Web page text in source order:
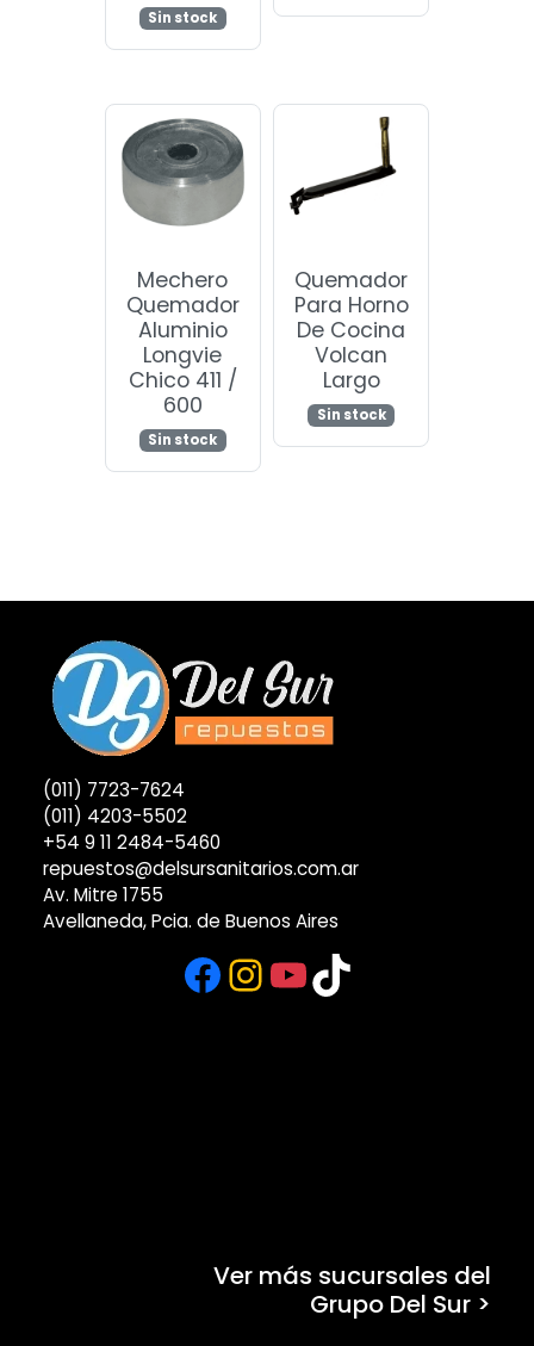
Sin stock
Mechero
Quemador
Aluminio
Longvie
Chico 411 /
600
Sin stock
Quemador
Para Horno
De Cocina
Volcan
Largo
Sin stock
(011) 7723-7624
(011) 4203-5502
+54 9 11 2484-5460
repuestos@delsursanitarios.com.ar
Av. Mitre 1755
Avellaneda, Pcia. de Buenos Aires
Facebook
Instagram
YouTube
TikTok
Ver más sucursales del
Grupo Del Sur >